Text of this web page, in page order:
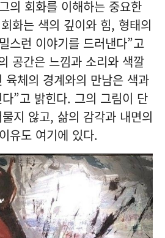
의 회화를 이해하는 중요한
화는 색의 깊이와 힘, 형태의
스런 이야기를 드러낸다”고
공간은 느낌과 소리와 색깔
육체의 경계와의 만남은 색과
”고 밝힌다. 그의 그림이 단
지 않고, 삶의 감각과 내면의
유도 여기에 있다.